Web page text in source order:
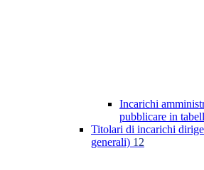
Incarichi
pubblicare in
Titolari di incarichi
generali) 12